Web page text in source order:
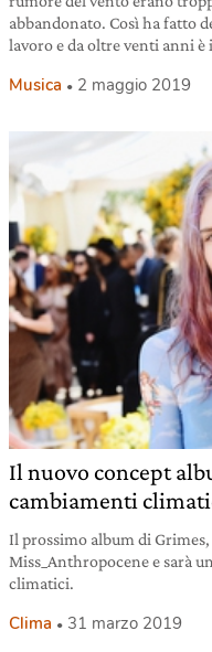
abbandonato. Così ha fatto
lavoro e da oltre venti anni
Musica 2 maggio 2019
Il nuovo concept
cambiamenti
Il prossimo album di
Miss_Anthropocene e sarà
climatici.
Clima 31 marzo 2019